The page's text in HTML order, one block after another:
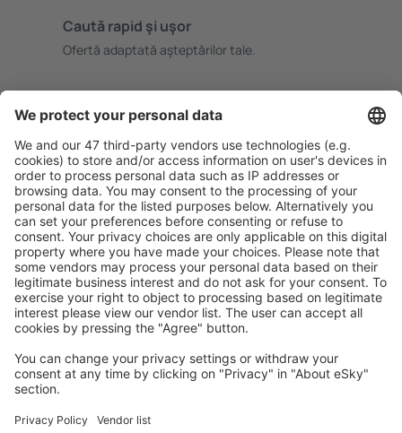
Caută rapid şi uşor
Ofertă adaptată aşteptărilor tale.
Rezervare fără griji cu opțiune gratuită de anulare.
Economiseşte mai mult
Prețuri atractive și oferte speciale pentru utilizatorii
conectați.
Cazarea preferată
Alege din peste 1,3 mil. de opţiuni: hoteluri, cabane,
apartamente și altele.
Cele mai căutate hoteluri de către utilizatorii eSky
Hoteluri în Germania - Orașe populare